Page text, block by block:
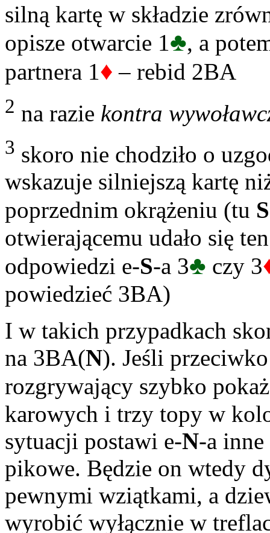
silną kartę w składzie
opisze otwarcie 1 ♣, a
partnera 1 ♦ – rebid 2BA
2 na razie kontra
3 skoro nie chodziło o
wskazuje silniejszą kartę
poprzednim okrążeniu (tu S
otwierającemu udało się
odpowiedzi e-S-a 3♣ czy 3
powiedzieć 3BA)
I w takich przypadkach
na 3BA(N). Jeśli
rozgrywający szybko
karowych i trzy topy w
sytuacji postawi e-N-a
pikowe. Będzie on wtedy
pewnymi wziątkami, a
wyrobić wyłącznie w